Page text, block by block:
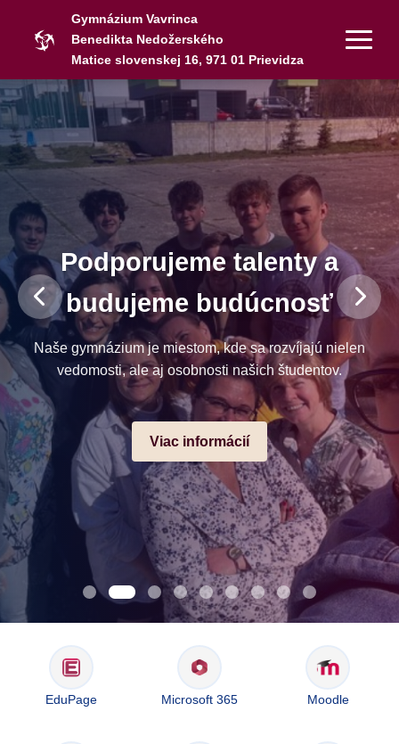
Gymnázium Vavrinca
Benedikta Nedožerského
Matice slovenskej 16, 971 01 Prievidza
Podporujeme talenty a
budujeme budúcnosť
Naše gymnázium je miestom, kde sa rozvíjajú nielen
vedomosti, ale aj osobnosti našich študentov.
Viac informácií
EduPage Microsoft 365 Moodle